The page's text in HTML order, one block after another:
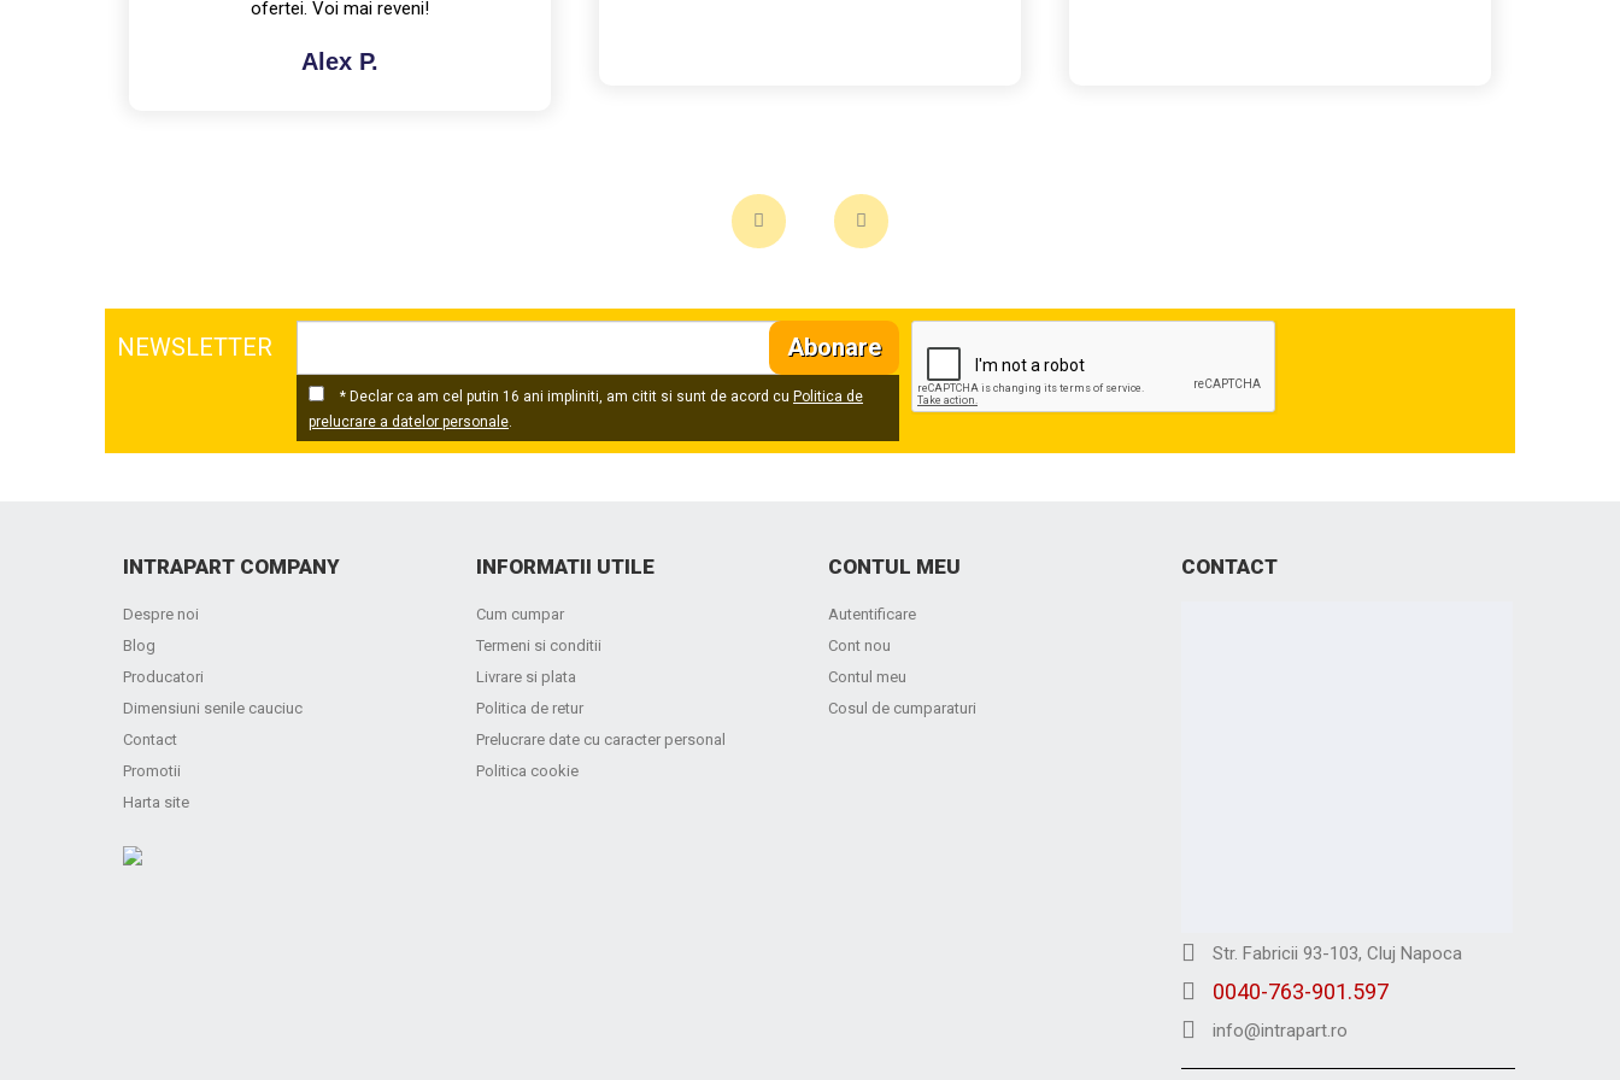
NEWSLETTER Abonare
* Declar ca am cel putin 16 ani impliniti, am citit si sunt de acord cu Politica de
prelucrare a datelor personale.
INTRAPART COMPANY
Despre noi
Blog
Producatori
Dimensiuni senile cauciuc
Contact
Promotii
Harta site
INFORMATII UTILE
Cum cumpar
Termeni si conditii
Livrare si plata
Politica de retur
Prelucrare date cu caracter personal
Politica cookie
CONTUL MEU
Autentificare
Cont nou
Contul meu
Cosul de cumparaturi
CONTACT
Str. Fabricii 93-103, Cluj Napoca
0040-763-901.597
info@intrapart.ro